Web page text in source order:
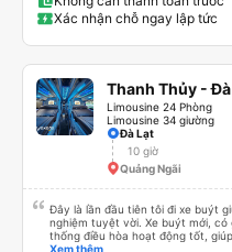
Xác nhận chỗ ngay lập tức
Thanh Thủy -
Limousine 24 Phòng
Limousine 34 giường
Đà Lạt
10 giờ
Quảng Ngãi
Đây là lần đầu tiên tôi đi xe buýt
nghiệm tuyệt vời. Xe buýt mới, có
thống điều hòa hoạt động tốt,
rèm che để đảm bảo sự riêng tư
Xem thêm